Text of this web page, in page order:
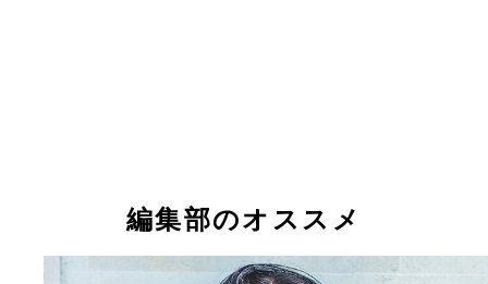
編集部のオススメ